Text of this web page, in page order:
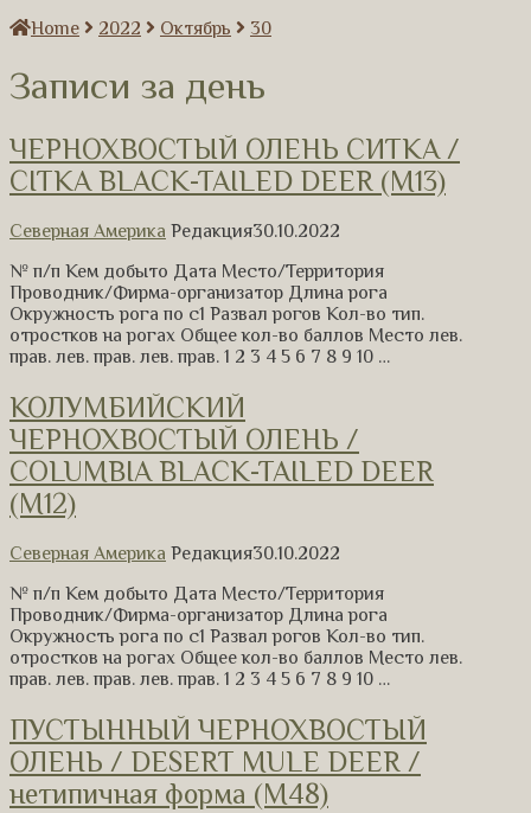
Home
2022 Октябрь 30
Записи за день
ЧЕРНОХВОСТЫЙ ОЛЕНЬ СИТКА /
CITKA BLACK-TAILED DEER (M13)
Северная Америка Редакция30.10.2022
№ п/п Кем добыто Дата Место/Территория
Проводник/Фирма-организатор Длина рога
Окружность рога по с1 Развал рогов Кол-во тип.
отростков на рогах Общее кол-во баллов Место лев.
прав. лев. прав. лев. прав. 1 2 3 4 5 6 7 8 9 10 …
КОЛУМБИЙСКИЙ
ЧЕРНОХВОСТЫЙ ОЛЕНЬ /
COLUMBIA BLACK-TAILED DEER
(M12)
Северная Америка Редакция30.10.2022
№ п/п Кем добыто Дата Место/Территория
Проводник/Фирма-организатор Длина рога
Окружность рога по с1 Развал рогов Кол-во тип.
отростков на рогах Общее кол-во баллов Место лев.
прав. лев. прав. лев. прав. 1 2 3 4 5 6 7 8 9 10 …
ПУСТЫННЫЙ ЧЕРНОХВОСТЫЙ
ОЛЕНЬ / DESERT MULE DEER /
нетипичная форма (М48)